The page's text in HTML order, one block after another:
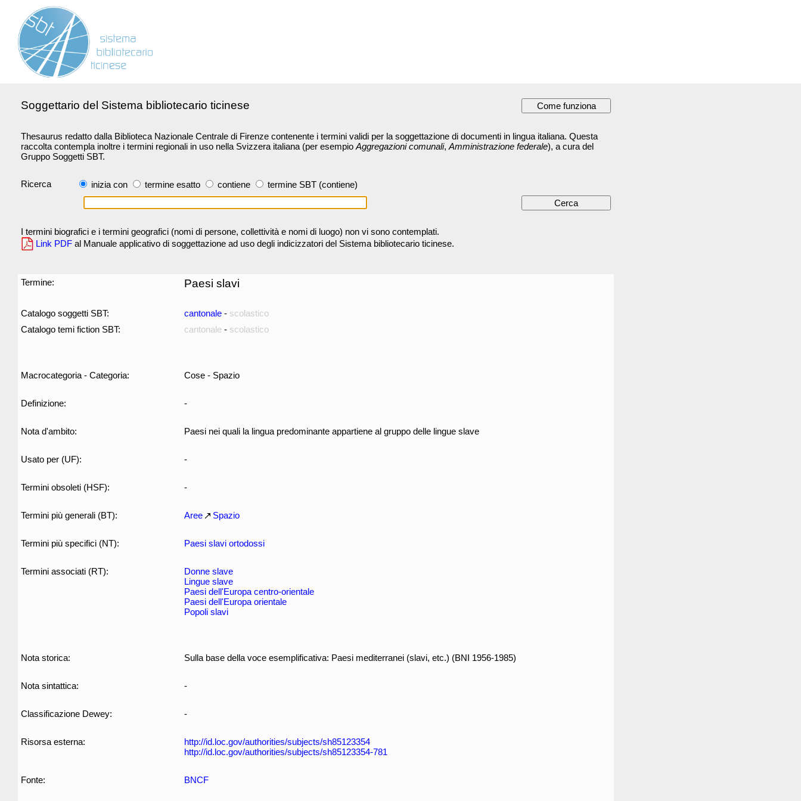
Soggettario del Sistema bibliotecario ticinese
Thesaurus redatto dalla Biblioteca Nazionale Centrale di Firenze contenente i termini validi per la soggettazione di documenti in lingua italiana. Questa
raccolta contempla inoltre i termini regionali in uso nella Svizzera italiana (per esempio Aggregazioni comunali, Amministrazione federale), a cura del
Gruppo Soggetti SBT.
Ricerca inizia con termine esatto contiene termine SBT (contiene)
I termini biografici e i termini geografici (nomi di persone, collettività e nomi di luogo) non vi sono contemplati.
Link PDF al Manuale applicativo di soggettazione ad uso degli indicizzatori del Sistema bibliotecario ticinese.
Termine: Paesi slavi
Catalogo soggetti SBT: cantonale - scolastico
Catalogo temi fiction SBT:
cantonale - scolastico
Macrocategoria - Categoria: Cose - Spazio
Definizione: -
Nota d'ambito: Paesi nei quali la lingua predominante appartiene al gruppo delle lingue slave
Usato per (UF): -
Termini obsoleti (HSF): -
Termini più generali (BT): Aree Spazio
Termini più specifici (NT): Paesi slavi ortodossi
Termini associati (RT):
Donne slave
Lingue slave
Paesi dell'Europa centro-orientale
Paesi dell'Europa orientale
Popoli slavi
Nota storica: Sulla base della voce esemplificativa: Paesi mediterranei (slavi, etc.) (BNI 1956-1985)
Nota sintattica: -
Classificazione Dewey: -
Risorsa esterna:
http://id.loc.gov/authorities/subjects/sh85123354
http://id.loc.gov/authorities/subjects/sh85123354-781
Fonte: BNCF